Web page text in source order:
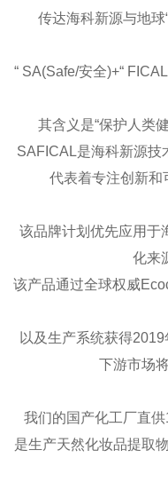
传达海科新源与地球
“ SA(Safe/安全)+“
其含义是“保护人类
SAFICAL是海科新源技
代表着专注创新和
该品牌计划优先应用于
化来
该产品通过全球权威
以及生产系统获得
下游市场
我们的国产化工厂直
是生产天然化妆品提取